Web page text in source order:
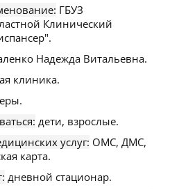
ГБУЗ
Клинический
Надежда Витальевна.
клиника.
дети, взрослые.
услуг: ОМС, ДМС,
карта.
дневной стационар.